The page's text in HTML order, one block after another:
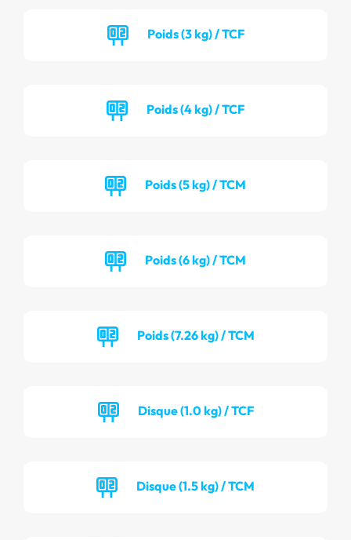
Poids (3 kg) / TCF
Poids (4 kg) / TCF
Poids (5 kg) / TCM
Poids (6 kg) / TCM
Poids (7.26 kg) / TCM
Disque (1.0 kg) / TCF
Disque (1.5 kg) / TCM